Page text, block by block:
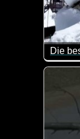
Die
Eine